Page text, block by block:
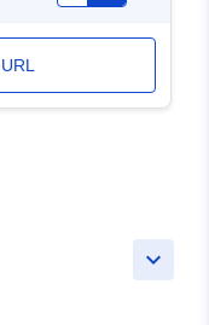
keyboard_arrow_down